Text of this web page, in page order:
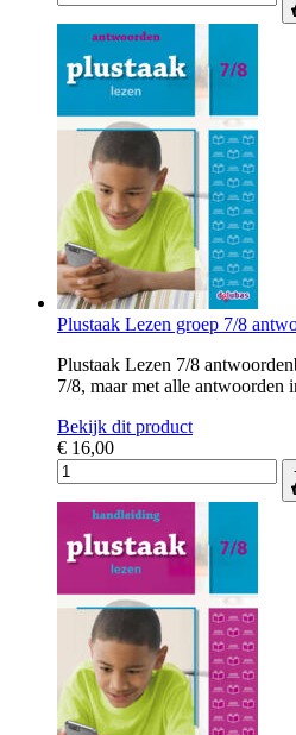
Plustaak Lezen groep 7/8
Plustaak Lezen 7/8
7/8, maar met alle antwoorden
Bekijk dit product
€ 16,00